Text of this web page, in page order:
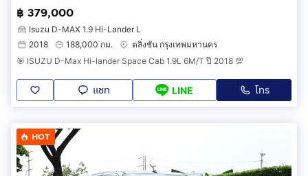
฿ 379,000
Isuzu D-MAX 1.9 Hi-Lander L
2018
188,000 กม.
ตลิ่งชัน กรุงเทพมหานคร
🎯 ISUZU D-Max Hi-lander Space Cab 1.9L 6M/T ปี 2018 💯
แชท LINE โทร
HOT